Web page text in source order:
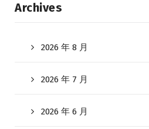
Archives
2026 年 8 月
2026 年 7 月
2026 年 6 月